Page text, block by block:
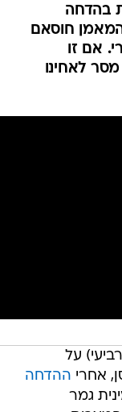
בהדחה
חוסאם
אם זו
לאחינו
על
אחרי ההדחה
גמר